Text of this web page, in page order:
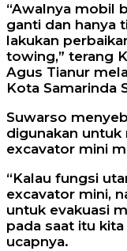
“Awalnya mobil
ganti dan hanya
lakukan
towing,” terang
Agus Tianur
Kota Samarinda
Suwarso
digunakan
excavator mini
“Kalau fungsi
excavator mini,
untuk evakuasi
pada saat itu
ucapnya.